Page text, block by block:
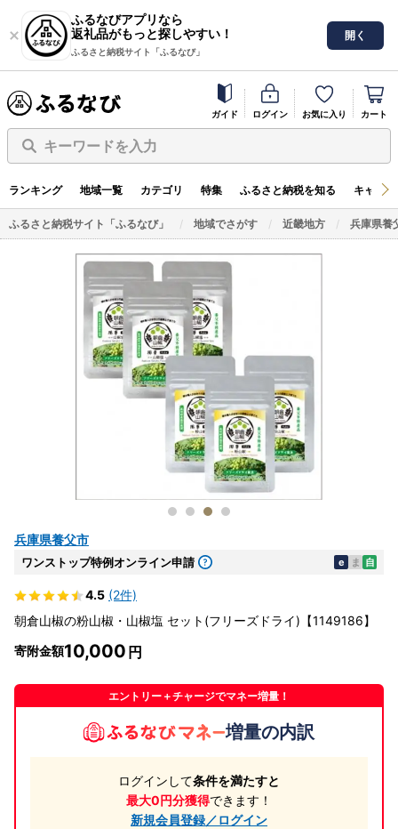
ふるなびアプリなら
返礼品がもっと探しやすい！
ふるさと納税サイト「ふるなび」
開く
ガイド ログイン お気に入り カート
キーワードを入力
ランキング 地域一覧 カテゴリ 特集 ふるさと納税を知る キャン
ふるさと納税サイト「ふるなび」 地域でさがす 近畿地方 兵庫県養
兵庫県養父市
ワンストップ特例オンライン申請 e ま 自
4.5 (2件)
朝倉山椒の粉山椒・山椒塩 セット(フリーズドライ)【1149186】
寄附金額10,000
エントリー＋チャージでマネー増量！
増量の内訳
ログインして条件を満たすと
最大0円分獲得できます！
新規会員登録／ログイン